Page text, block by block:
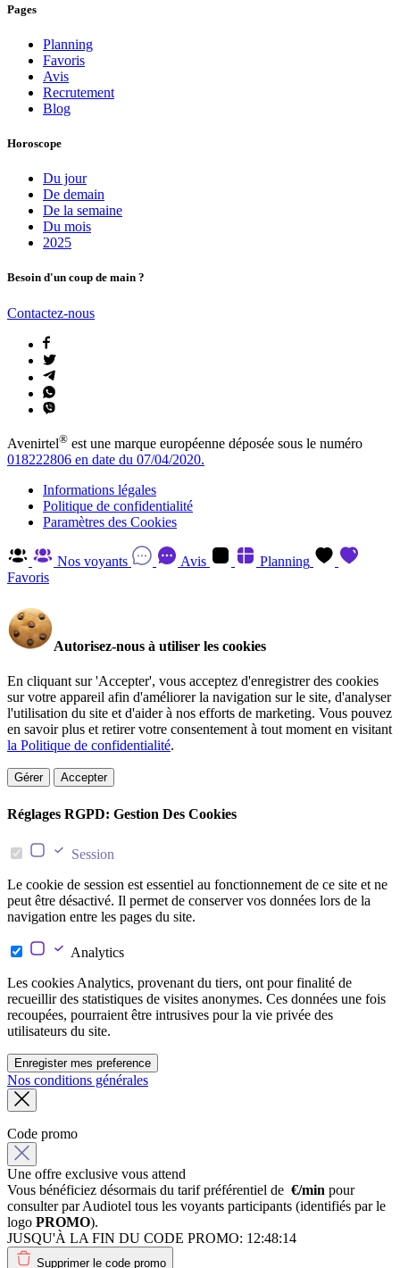
Pages
Planning
Favoris
Avis
Recrutement
Blog
Horoscope
Du jour
De demain
De la semaine
Du mois
2025
Besoin d'un coup de main ?
Contactez-nous
Avenirtel® est une marque européenne déposée sous le numéro
018222806 en date du 07/04/2020.
Informations légales
Politique de confidentialité
Paramètres des Cookies
Nos voyants Avis
Planning
Favoris
Autorisez-nous à utiliser les cookies
En cliquant sur 'Accepter', vous acceptez d'enregistrer des cookies
sur votre appareil afin d'améliorer la navigation sur le site, d'analyser
l'utilisation du site et d'aider à nos efforts de marketing. Vous pouvez
en savoir plus et retirer votre consentement à tout moment en visitant
la Politique de confidentialité.
Gérer Accepter
Réglages RGPD: Gestion Des Cookies
Session
Le cookie de session est essentiel au fonctionnement de ce site et ne
peut être désactivé. Il permet de conserver vos données lors de la
navigation entre les pages du site.
Analytics
Les cookies Analytics, provenant du tiers, ont pour finalité de
recueillir des statistiques de visites anonymes. Ces données une fois
recoupées, pourraient être intrusives pour la vie privée des
utilisateurs du site.
Enregister mes preference
Nos conditions générales
Code promo
Une offre exclusive vous attend
Vous bénéficiez désormais du tarif préférentiel de €/min pour
consulter par Audiotel tous les voyants participants (identifiés par le
logo PROMO).
JUSQU'À LA FIN DU CODE PROMO: 12:48:14
Supprimer le code promo